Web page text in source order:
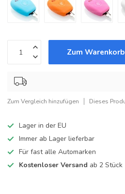
Zum
Zum Vergleich hinzufügen Dieses
Lager in der EU
Immer ab Lager lieferbar
Für fast alle Automarken
Kostenloser Versand ab 2 Stück